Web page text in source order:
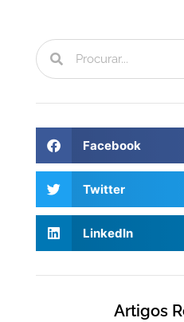
Facebook
Twitter
LinkedIn
Artigos